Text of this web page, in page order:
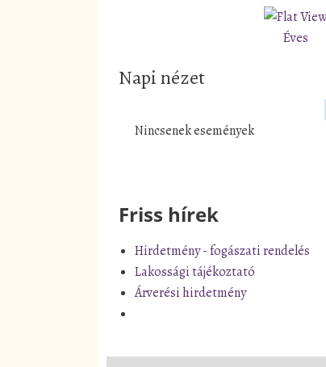
Éves
Napi nézet
Nincsenek események
Friss hírek
Hirdetmény - fogászati rendelés
Lakossági tájékoztató
Árverési hirdetmény